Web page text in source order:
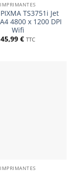
IMPRIMANTES
TS3751i Jet
4800 x 1200 DPI
Wifi
45,99 € TTC
IMPRIMANTES